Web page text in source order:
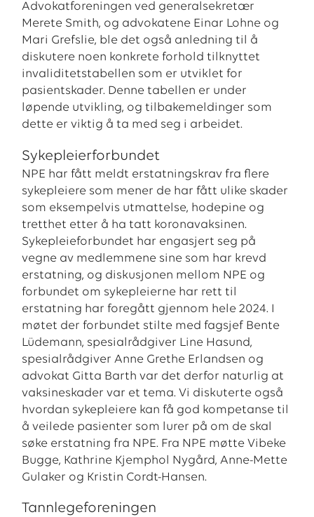
Advokatforeningen ved generalsekretær
Merete Smith, og advokatene Einar Lohne og
Mari Grefslie, ble det også anledning til å
diskutere noen konkrete forhold tilknyttet
invaliditetstabellen som er utviklet for
pasientskader. Denne tabellen er under
løpende utvikling, og tilbakemeldinger som
dette er viktig å ta med seg i arbeidet.
Sykepleierforbundet
NPE har fått meldt erstatningskrav fra flere
sykepleiere som mener de har fått ulike skader
som eksempelvis utmattelse, hodepine og
tretthet etter å ha tatt koronavaksinen.
Sykepleieforbundet har engasjert seg på
vegne av medlemmene sine som har krevd
erstatning, og diskusjonen mellom NPE og
forbundet om sykepleierne har rett til
erstatning har foregått gjennom hele 2024. I
møtet der forbundet stilte med fagsjef Bente
Lüdemann, spesialrådgiver Line Hasund,
spesialrådgiver Anne Grethe Erlandsen og
advokat Gitta Barth var det derfor naturlig at
vaksineskader var et tema. Vi diskuterte også
hvordan sykepleiere kan få god kompetanse til
å veilede pasienter som lurer på om de skal
søke erstatning fra NPE. Fra NPE møtte Vibeke
Bugge, Kathrine Kjemphol Nygård, Anne-Mette
Gulaker og Kristin Cordt-Hansen.
Tannlegeforeningen